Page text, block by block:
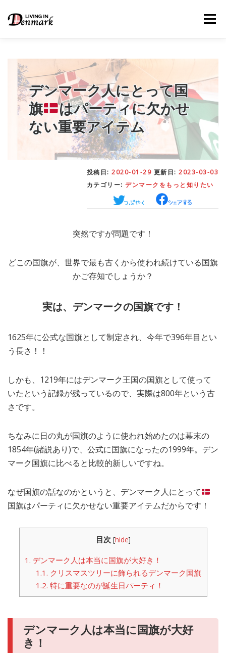
メニュー
LIFE TIPS – 生活便利帳 – ごはん事情
STUDY – 留学関連情報
WORK– デンマークの働き方
– 日本人の考察
– メディア掲載 TRAVEL
– 日常ブログ
ABOUT US - サイトについて
デンマーク人にとって国
旗
はパーティに欠かせ
ない重要アイテム
投稿日: 2020-01-29 更新日: 2023-03-03
カテゴリー: デンマークをもっと知りたい
突然ですが問題です！
どこの国旗が、世界で最も古くから使われ続けている国旗
かご存知でしょうか？
実は、デンマークの国旗です！
1625年に公式な国旗として制定され、今年で396年目とい
う長さ！！
しかも、1219年にはデンマーク王国の国旗として使って
いたという記録が残っているので、実際は800年という古
さです。
ちなみに日の丸が国旗のように使われ始めたのは幕末の
1854年(諸説あり)で、公式に国旗になったの1999年。デン
マーク国旗に比べると比較的新しいですね。
なぜ国旗の話なのかというと、デンマーク人にとって
国旗はパーティに欠かせない重要アイテムだからです！
目次 [hide]
1. デンマーク人は本当に国旗が大好き！
1.1. クリスマスツリーに飾られるデンマーク国旗
1.2.特に重要なのが誕生日パーティ！
デンマーク人は本当に国旗が大好
き！